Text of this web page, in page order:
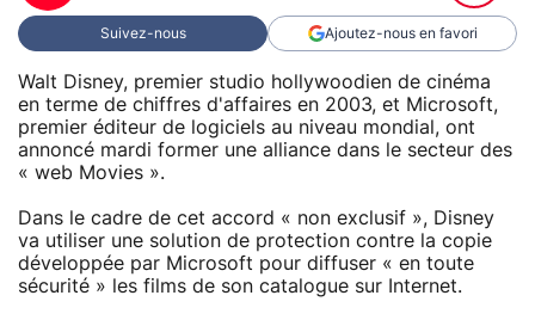
Suivez-nous Ajoutez-nous en favori
Walt Disney, premier studio hollywoodien de cinéma
en terme de chiffres d'affaires en 2003, et Microsoft,
premier éditeur de logiciels au niveau mondial, ont
annoncé mardi former une alliance dans le secteur des
« web Movies ».
Dans le cadre de cet accord « non exclusif », Disney
va utiliser une solution de protection contre la copie
développée par Microsoft pour diffuser « en toute
sécurité » les films de son catalogue sur Internet.